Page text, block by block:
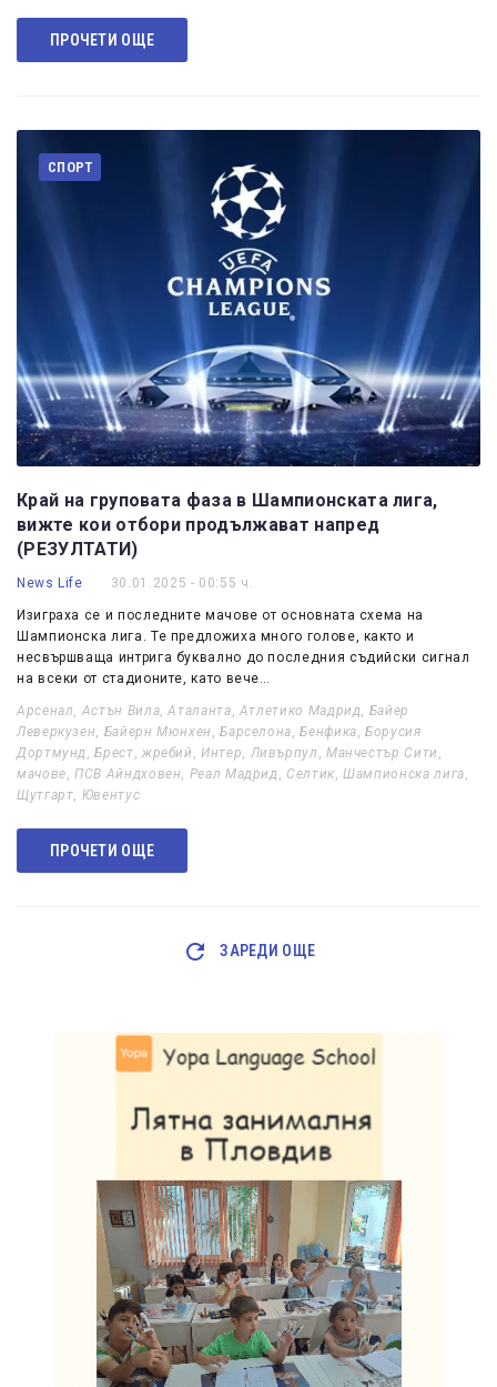
ПРОЧЕТИ ОЩЕ
СПОРТ
Край на груповата фаза в Шампионската лига,
вижте кои отбори продължават напред
(РЕЗУЛТАТИ)
News Life 30.01.2025 - 00:55 ч.
Изиграха се и последните мачове от основната схема на
Шампионска лига. Те предложиха много голове, както и
несвършваща интрига буквално до последния съдийски сигнал
на всеки от стадионите, като вече…
Арсенал, Астън Вила,Аталанта, Атлетико Мадрид, Байер
Леверкузен, Байерн Мюнхен ,Барселона,Бенфика,Борусия
Дортмунд ,Брест, жребий ,Интер, Ливърпул , Манчестър Сити ,
мачове,ПСВ Айндховен, Реал Мадрид , Селтик,Шампионска лига,
Щутгарт, Ювентус
ПРОЧЕТИ ОЩЕ
ЗАРЕДИ ОЩЕ